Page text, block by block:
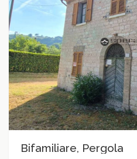
Bifamiliare, Pergola